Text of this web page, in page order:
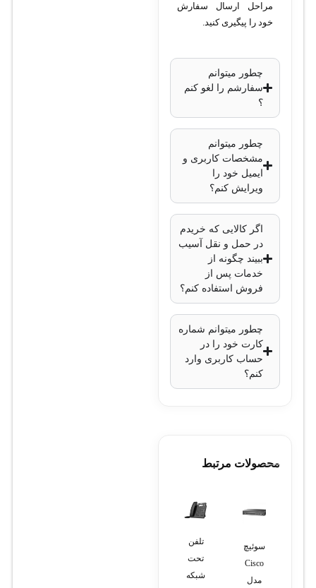
مراحل ارسال سفارش
خود را پیگیری کنید.
چطور میتوانم
سفارشم را لغو کنم
؟
چطور میتوانم
مشخصات کاربری و
ایمیل خود را
ویرایش کنم؟
اگر کالایی که خریدم
در حمل و نقل آسیب
ببیند چگونه از
خدمات پس از
فروش استفاده کنم؟
چطور میتوانم شماره
کارت خود را در
حساب کاربری وارد
کنم؟
محصولات مرتبط
سوئیچ
Cisco
مدل
تلفن
تحت
شبکه